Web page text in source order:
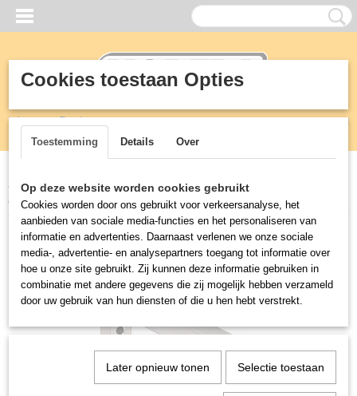
Inloggen Registreren
(0)
Home >RVS>Planken wandschappen>Vaste plankdrager 300
mm met ruimte tussen plank en muur
Cookies toestaan Opties
Toestemming Details Over
Op deze website worden cookies gebruikt
Cookies worden door ons gebruikt voor verkeersanalyse, het
aanbieden van sociale media-functies en het personaliseren van
informatie en advertenties. Daarnaast verlenen we onze sociale
media-, advertentie- en analysepartners toegang tot informatie over
hoe u onze site gebruikt. Zij kunnen deze informatie gebruiken in
combinatie met andere gegevens die zij mogelijk hebben verzameld
door uw gebruik van hun diensten of die u hen hebt verstrekt.
Later opnieuw tonen Selectie toestaan